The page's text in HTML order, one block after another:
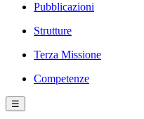
Pubblicazioni
Strutture
Terza Missione
Competenze
☰